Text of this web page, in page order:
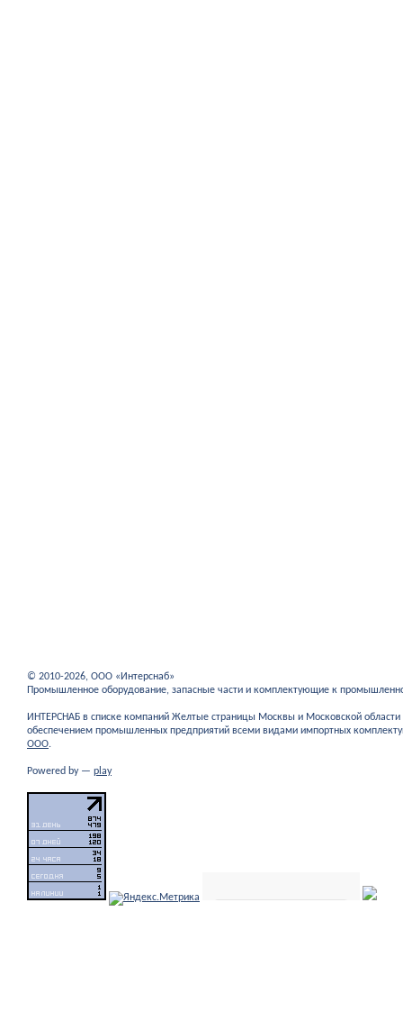
© 2010-2026, ООО «Интерснаб»
Промышленное оборудование, запасные части и комплектующие к
ИНТЕРСНАБ в списке компаний Желтые страницы Москвы и Московской
обеспечением промышленных предприятий всеми видами импортных
ООО.
Powered by — play